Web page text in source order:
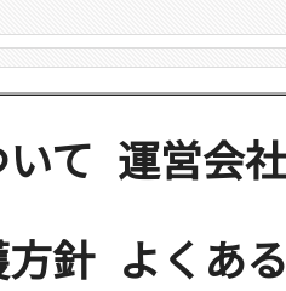
て 運営会社
針 よくあ